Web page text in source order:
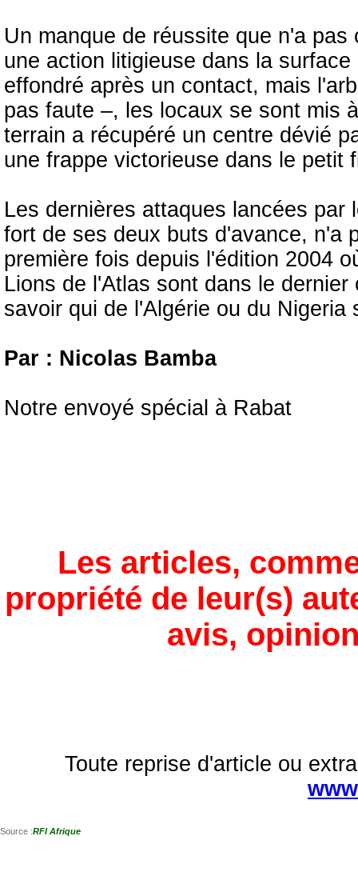
Un manque de réussite que n'a
une action litigieuse dans la
effondré après un contact, mais
pas faute –, les locaux se sont mis
terrain a récupéré un centre dévié
une frappe victorieuse dans le petit
Les dernières attaques lancées par
fort de ses deux buts d'avance, n'a
première fois depuis l'édition 2004
Lions de l'Atlas sont dans le
savoir qui de l'Algérie ou du
Par : Nicolas Bamba
Notre envoyé spécial à Rabat
Les articles,
propriété de leur(s)
avis,
Toute reprise d'article ou
Source :RFI Afrique